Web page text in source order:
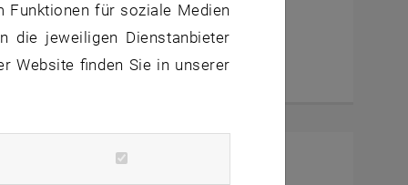
Funktionen für soziale Medien
die jeweiligen Dienstanbieter
Website finden Sie in unserer